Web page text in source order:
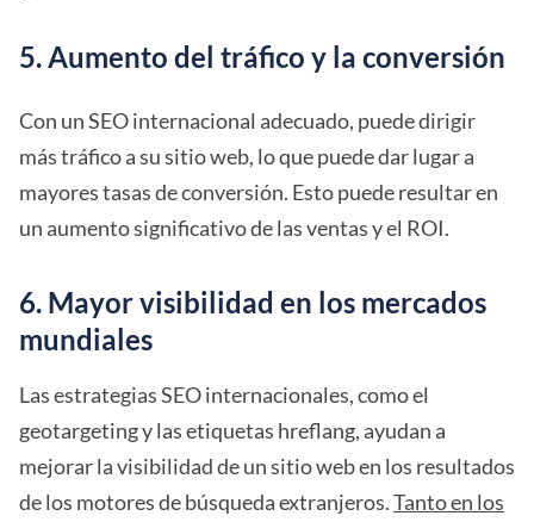
5. Aumento del tráfico y la conversión
Con un SEO internacional adecuado, puede dirigir
más tráfico a su sitio web, lo que puede dar lugar a
mayores tasas de conversión. Esto puede resultar en
un aumento significativo de las ventas y el ROI.
6. Mayor visibilidad en los mercados
mundiales
Las estrategias SEO internacionales, como el
geotargeting y las etiquetas hreflang, ayudan a
mejorar la visibilidad de un sitio web en los resultados
de los motores de búsqueda extranjeros.Tanto en los